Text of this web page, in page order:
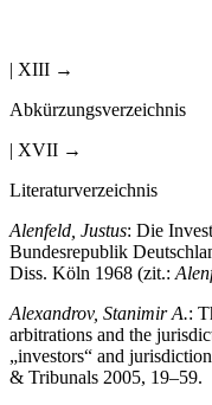
| XIII →
Abkürzungsverzeichnis
| XVII →
Literaturverzeichnis
Alenfeld, Justus: Die
Bundesrepublik
Diss. Köln 1968 (zit.:
Alexandrov, Stanimir A.:
arbitrations and the
„investors“ and jurisdiction
& Tribunals 2005, 19–59.